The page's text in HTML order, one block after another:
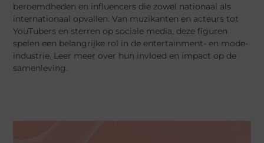
beroemdheden en influencers die zowel nationaal als
internationaal opvallen. Van muzikanten en acteurs tot
YouTubers en sterren op sociale media, deze figuren
spelen een belangrijke rol in de entertainment- en mode-
industrie. Leer meer over hun invloed en impact op de
samenleving.